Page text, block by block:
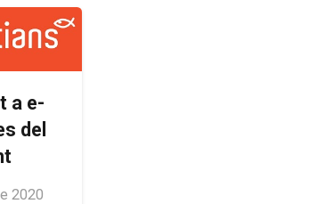
a e-
del
2020